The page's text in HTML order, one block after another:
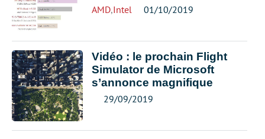
AMD,Intel 01/10/2019
Vidéo : le prochain Flight
Simulator de Microsoft
s’annonce magnifique
29/09/2019